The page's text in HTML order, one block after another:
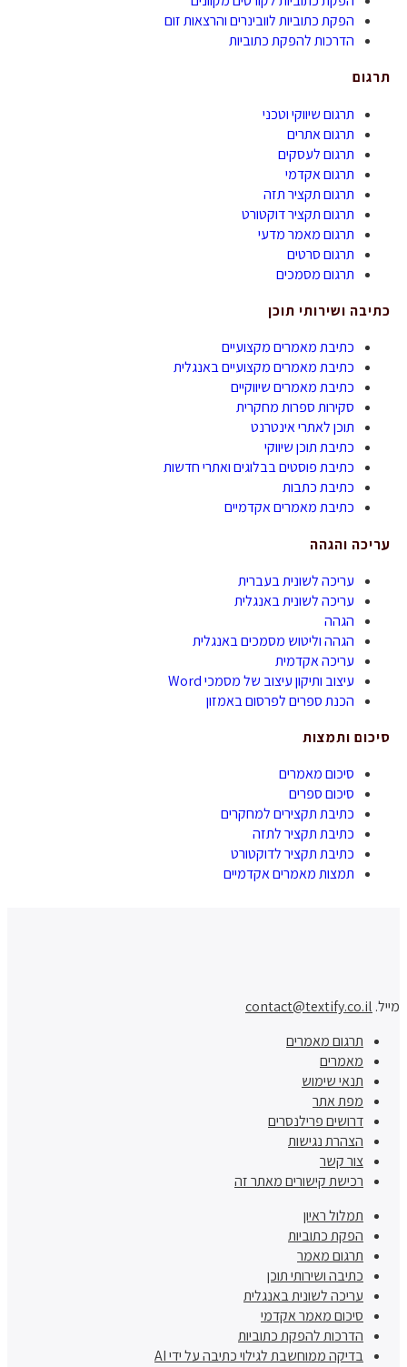
הפקת כתוביות לוובינרים והרצאות זום
הדרכות להפקת כתוביות
תרגום
תרגום שיווקי וטכני
תרגום אתרים
תרגום לעסקים
תרגום אקדמי
תרגום תקציר תזה
תרגום תקציר דוקטורט
תרגום מאמר מדעי
תרגום סרטים
תרגום מסמכים
כתיבה ושירותי תוכן
כתיבת מאמרים מקצועיים
כתיבת מאמרים מקצועיים באנגלית
כתיבת מאמרים שיווקיים
סקירות ספרות מחקרית
תוכן לאתרי אינטרנט
כתיבת תוכן שיווקי
כתיבת פוסטים בבלוגים ואתרי חדשות
כתיבת כתבות
כתיבת מאמרים אקדמיים
עריכה והגהה
עריכה לשונית בעברית
עריכה לשונית באנגלית
הגהה
הגהה וליטוש מסמכים באנגלית
עריכה אקדמית
עיצוב ותיקון עיצוב של מסמכי Word
הכנת ספרים לפרסום באמזון
סיכום ותמצות
סיכום מאמרים
סיכום ספרים
כתיבת תקצירים למחקרים
כתיבת תקציר לתזה
כתיבת תקציר לדוקטורט
תמצות מאמרים אקדמיים
מייל. contact@textify.co.il
תרגום מאמרים
מאמרים
תנאי שימוש
מפת אתר
דרושים פרילנסרים
הצהרת נגישות
צור קשר
רכישת קישורים מאתר זה
תמלול ראיון
הפקת כתוביות
תרגום מאמר
כתיבה ושירותי תוכן
עריכה לשונית באנגלית
סיכום מאמר אקדמי
הדרכות להפקת כתוביות
בדיקה ממוחשבת לגילוי כתיבה על ידי AI